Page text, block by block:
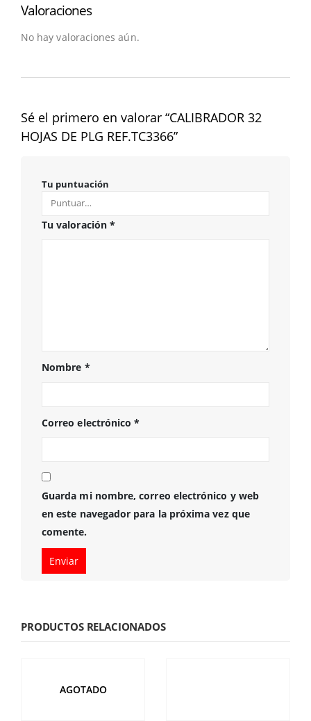
Valoraciones
No hay valoraciones aún.
Sé el primero en valorar “CALIBRADOR 32
HOJAS DE PLG REF.TC3366”
Tu puntuación
Tu valoración *
Nombre *
Correo electrónico*
Guarda mi nombre, correo electrónico y web
en este navegador para la próxima vez que
comente.
PRODUCTOS RELACIONADOS
AGOTADO